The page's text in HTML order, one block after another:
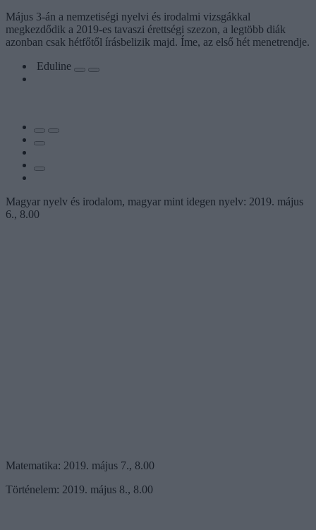
Május 3-án a nemzetiségi nyelvi és irodalmi vizsgákkal
megkezdődik a 2019-es tavaszi érettségi szezon, a legtöbb diák
azonban csak hétfőtől írásbelizik majd. Íme, az első hét menetrendje.
Eduline
Magyar nyelv és irodalom, magyar mint idegen nyelv: 2019. május
6., 8.00
Matematika: 2019. május 7., 8.00
Történelem: 2019. május 8., 8.00